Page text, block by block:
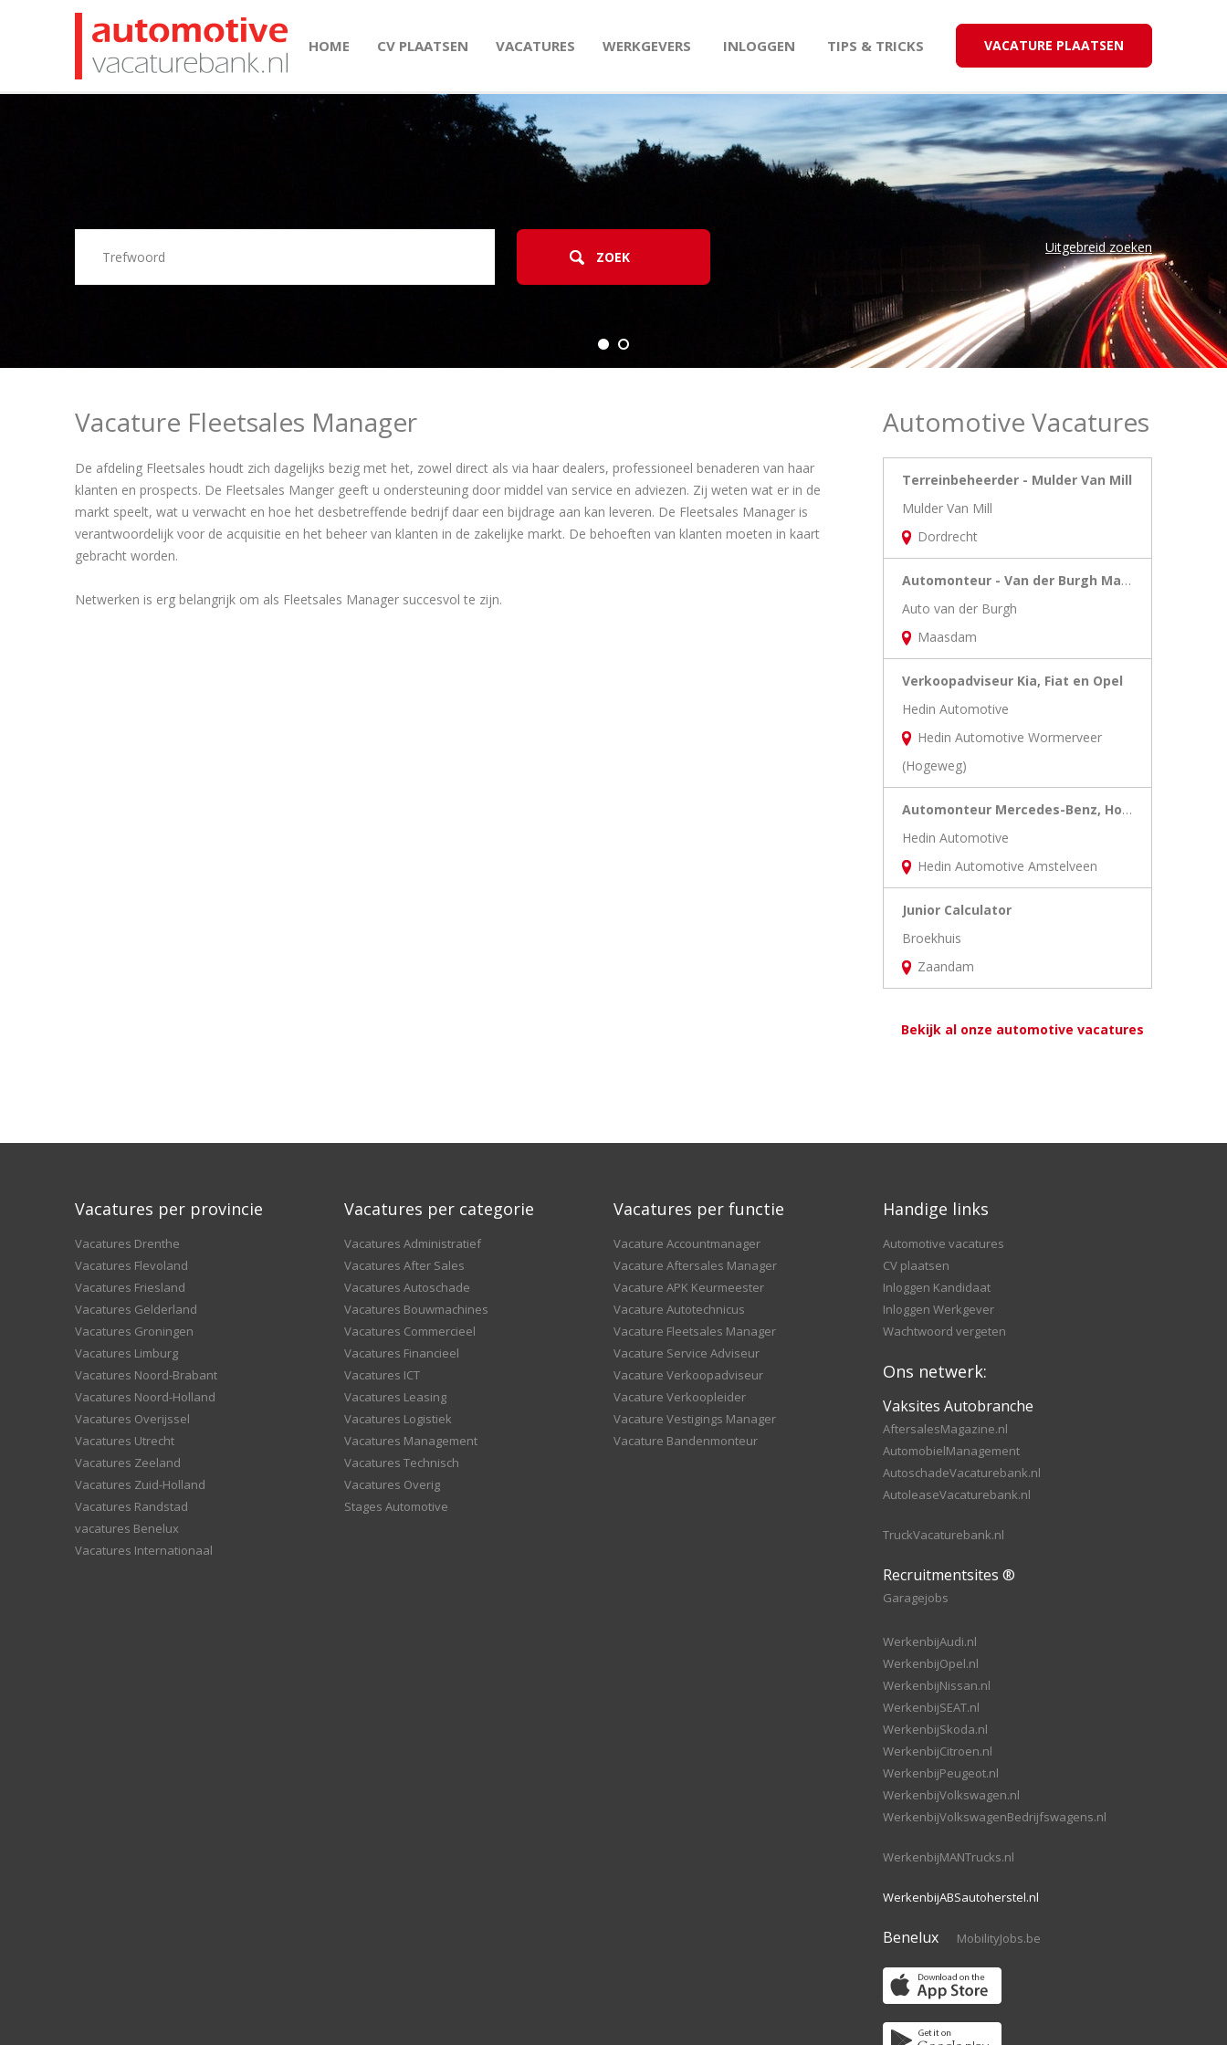
HOME CV PLAATSEN VACATURES WERKGEVERS INLOGGEN TIPS & TRICKS VACATURE PLAATSEN
Uitgebreid zoeken
Vacature Fleetsales Manager
De afdeling Fleetsales houdt zich dagelijks bezig met het, zowel direct als via haar dealers, professioneel benaderen van haar
klanten en prospects. De Fleetsales Manger geeft u ondersteuning door middel van service en adviezen. Zij weten wat er in de
markt speelt, wat u verwacht en hoe het desbetreffende bedrijf daar een bijdrage aan kan leveren. De Fleetsales Manager is
verantwoordelijk voor de acquisitie en het beheer van klanten in de zakelijke markt. De behoeften van klanten moeten in kaart
gebracht worden.
Netwerken is erg belangrijk om als Fleetsales Manager succesvol te zijn.
Automotive Vacatures
Terreinbeheerder - Mulder Van Mill
Mulder Van Mill
Dordrecht
Automonteur - Van der Burgh Maasdam
Auto van der Burgh
Maasdam
Verkoopadviseur Kia, Fiat en Opel
Hedin Automotive
Hedin Automotive Wormerveer
(Hogeweg)
Automonteur Mercedes-Benz, Hongqi en Lotus
Hedin Automotive
Hedin Automotive Amstelveen
Junior Calculator
Broekhuis
Zaandam
Bekijk al onze automotive vacatures
Vacatures per provincie
Vacatures Drenthe
Vacatures Flevoland
Vacatures Friesland
Vacatures Gelderland
Vacatures Groningen
Vacatures Limburg
Vacatures Noord-Brabant
Vacatures Noord-Holland
Vacatures Overijssel
Vacatures Utrecht
Vacatures Zeeland
Vacatures Zuid-Holland
Vacatures Randstad
vacatures Benelux
Vacatures Internationaal
Vacatures per categorie
Vacatures Administratief
Vacatures After Sales
Vacatures Autoschade
Vacatures Bouwmachines
Vacatures Commercieel
Vacatures Financieel
Vacatures ICT
Vacatures Leasing
Vacatures Logistiek
Vacatures Management
Vacatures Technisch
Vacatures Overig
Stages Automotive
Vacatures per functie
Vacature Accountmanager
Vacature Aftersales Manager
Vacature APK Keurmeester
Vacature Autotechnicus
Vacature Fleetsales Manager
Vacature Service Adviseur
Vacature Verkoopadviseur
Vacature Verkoopleider
Vacature Vestigings Manager
Vacature Bandenmonteur
Handige links
Automotive vacatures
CV plaatsen
Inloggen Kandidaat
Inloggen Werkgever
Wachtwoord vergeten
Ons netwerk:
Vaksites Autobranche
AftersalesMagazine.nl
AutomobielManagement
AutoschadeVacaturebank.nl
AutoleaseVacaturebank.nl
TruckVacaturebank.nl
Recruitmentsites ®
Garagejobs
WerkenbijAudi.nl
WerkenbijOpel.nl
WerkenbijNissan.nl
WerkenbijSEAT.nl
WerkenbijSkoda.nl
WerkenbijCitroen.nl
WerkenbijPeugeot.nl
WerkenbijVolkswagen.nl
WerkenbijVolkswagenBedrijfswagens.nl
WerkenbijMANTrucks.nl
WerkenbijABSautoherstel.nl
Benelux MobilityJobs.be